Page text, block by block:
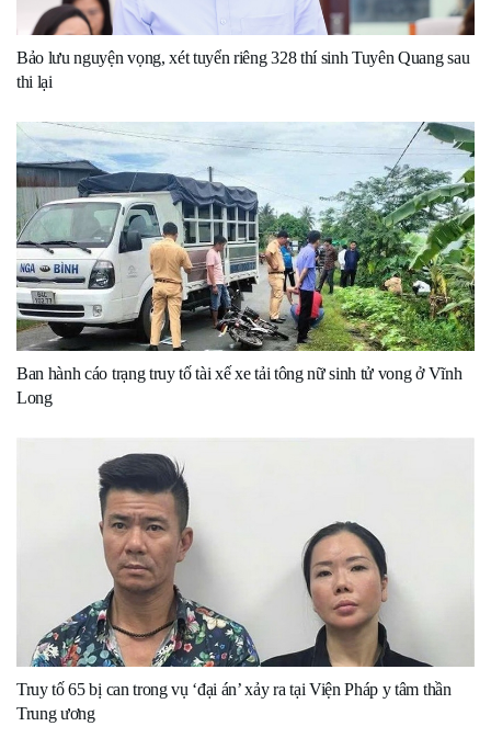
Bảo lưu nguyện vọng, xét tuyển riêng 328 thí sinh Tuyên Quang sau
thi lại
Ban hành cáo trạng truy tố tài xế xe tải tông nữ sinh tử vong ở Vĩnh
Long
Truy tố 65 bị can trong vụ ‘đại án’ xảy ra tại Viện Pháp y tâm thần
Trung ương